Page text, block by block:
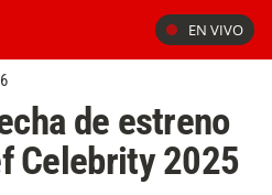
EN VIVO
de estreno
Celebrity 2025